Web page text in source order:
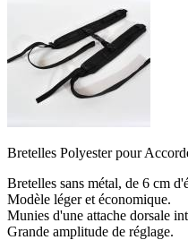
Bretelles Polyester pour
Bretelles sans métal, de 6 cm
Modèle léger et économique.
Munies d'une attache dorsale
Grande amplitude de réglage.